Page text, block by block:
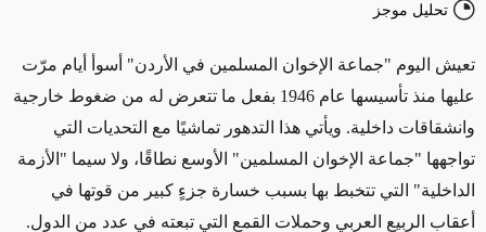
تحليل موجز
تعيش اليوم "جماعة الإخوان المسلمين في الأردن" أسوأ أيام مرّت
عليها منذ تأسيسها عام 1946 بفعل ما تتعرض له من ضغوط خارجية
وانشقاقات داخلية. ويأتي هذا التدهور تماشيًا مع التحديات التي
تواجهها "جماعة الإخوان المسلمين" الأوسع نطاقًا، ولا سيما "الأزمة
الداخلية" التي تتخبط بها بسبب خسارة جزءٍ كبير من قوتها في
أعقاب الربيع العربي وحملات القمع التي تبعته في عدد من الدول.